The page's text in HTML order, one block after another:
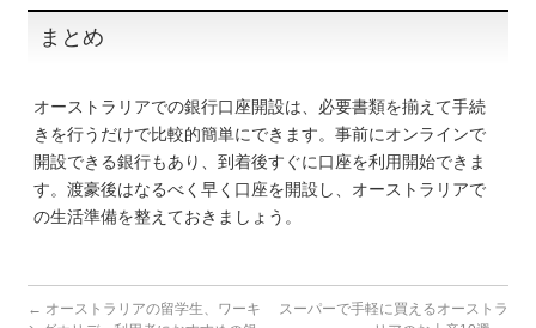
まとめ
オーストラリアでの銀行口座開設は、必要書類を揃えて手続
きを行うだけで比較的簡単にできます。事前にオンラインで
開設できる銀行もあり、到着後すぐに口座を利用開始できま
す。渡豪後はなるべく早く口座を開設し、オーストラリアで
の生活準備を整えておきましょう。
← オーストラリアの留学生、ワーキ
スーパーで手軽に買えるオーストラ